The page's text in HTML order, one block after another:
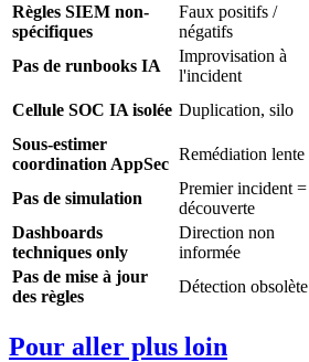
Règles SIEM non-
spécifiques
Faux positifs /
négatifs
Pas de runbooks IA
Improvisation à
l'incident
Cellule SOC IA isolée Duplication, silo
Sous-estimer
coordination AppSec
Remédiation lente
Pas de simulation
Premier incident =
découverte
Dashboards
techniques only
Direction non
informée
Pas de mise à jour
des règles
Détection obsolète
Pour aller plus loin